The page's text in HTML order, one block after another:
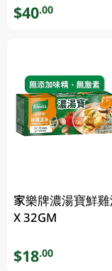
$40.00
家樂牌濃湯寶鮮
X 32GM
$18.00